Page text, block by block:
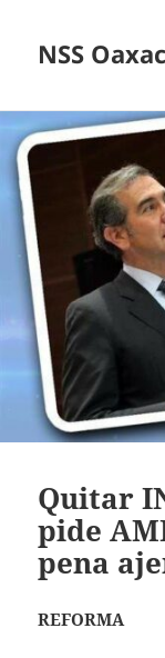
NSS
Quitar
pide
pena
REFORMA